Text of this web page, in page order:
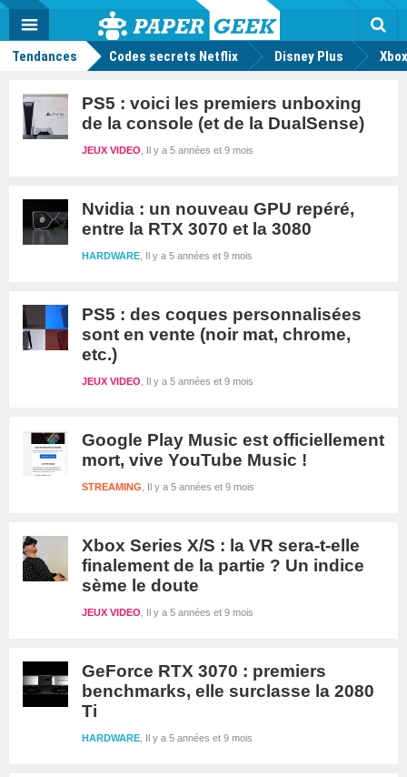
Actu
geek
MENU
Tendances Codes secrets Netflix Disney Plus
PS5 : voici les premiers unboxing
de la console (et de la DualSense)
Il y a 5 années et 9 mois
JEUX VIDEO
Nvidia : un nouveau GPU repéré,
entre la RTX 3070 et la 3080
Il y a 5 années et 9 mois
HARDWARE
PS5 : des coques personnalisées
sont en vente (noir mat, chrome,
etc.)
Il y a 5 années et 9 mois
JEUX VIDEO
Google Play Music est officiellement
mort, vive YouTube Music !
Il y a 5 années et 9 mois
STREAMING
Xbox Series X/S : la VR sera-t-elle
finalement de la partie ? Un indice
sème le doute
Il y a 5 années et 9 mois
JEUX VIDEO
GeForce RTX 3070 : premiers
benchmarks, elle surclasse la 2080
Ti
Il y a 5 années et 9 mois
HARDWARE
Mode
FacebookTwitter Youtube